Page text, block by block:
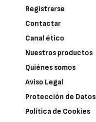
Registrarse
Contactar
Canal ético
Nuestros productos
Quiénes somos
Aviso Legal
Protección de Datos
Política de Cookies